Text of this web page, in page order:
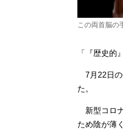
この両首脳の
「『歴史
7月22日の
た。
新型コロ
ため陰が薄